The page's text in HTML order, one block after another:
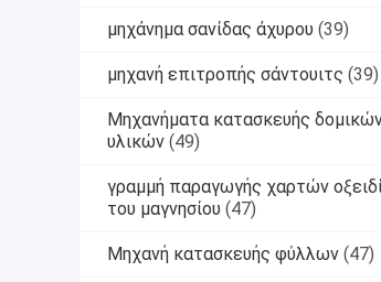
μηχάνημα σανίδας άχυρου (39)
μηχανή επιτροπής σάντουιτς (39)
Μηχανήματα κατασκευής
υλικών (49)
γραμμή παραγωγής χαρτών
του μαγνησίου (47)
Μηχανή κατασκευής φύλλων (47)